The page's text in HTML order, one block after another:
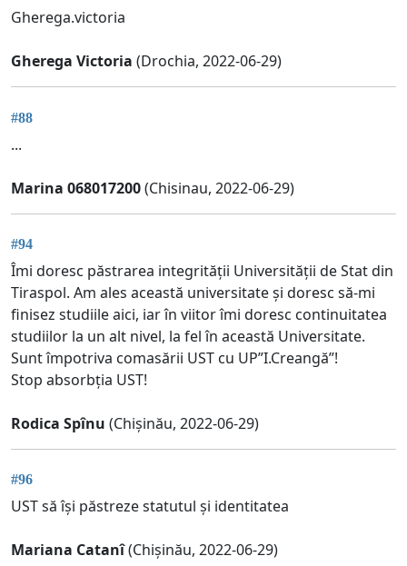
Gherega.victoria
Gherega Victoria (Drochia, 2022-06-29)
#88
...
Marina 068017200(Chisinau, 2022-06-29)
#94
Îmi doresc păstrarea integrității Universității de Stat din
Tiraspol. Am ales această universitate și doresc să-mi
finisez studiile aici, iar în viitor îmi doresc continuitatea
studiilor la un alt nivel, la fel în această Universitate.
Sunt împotriva comasării UST cu UP”I.Creangă”!
Stop absorbția UST!
Rodica Spînu (Chișinău, 2022-06-29)
#96
UST să își păstreze statutul și identitatea
Mariana Catanî(Chișinău, 2022-06-29)